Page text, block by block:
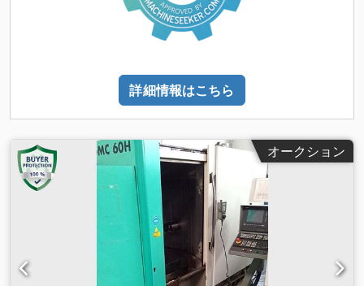
詳細情報はこちら
オークション